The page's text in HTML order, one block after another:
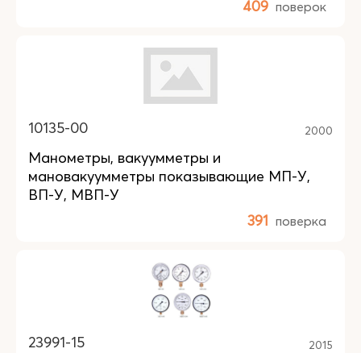
409 поверок
10135-00 2000
Манометры, вакуумметры и
мановакуумметры показывающие МП-У,
ВП-У, МВП-У
391 поверка
23991-15 2015